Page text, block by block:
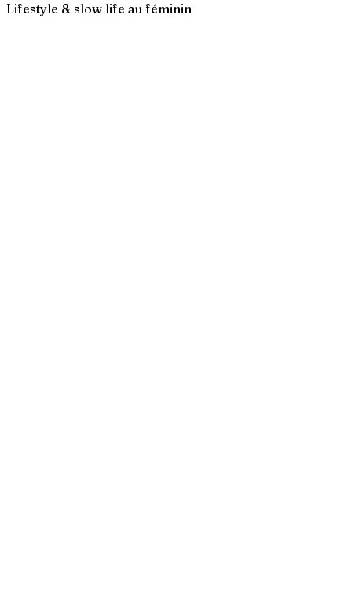
Lifestyle & slow life au féminin